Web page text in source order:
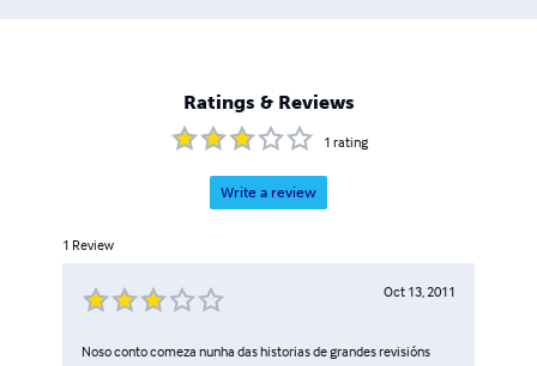
forgiveness, esp, breakthrough, surrender, slavery,
holocaust, defensive positions, ration
Ratings & Reviews
1 rating
Write a review
1 Review
Oct 13, 2011
Noso conto comeza nunha das historias de grandes revisións